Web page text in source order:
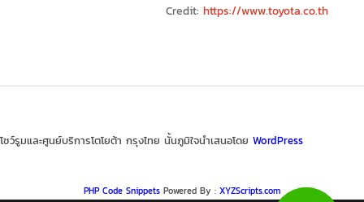
Credit:https://www.toyota.co.th
โชว์รูมและศูนย์บริการโตโยต้า กรุงไทย นั้นภูมิใจนำเสนอโดย WordPress
PHP Code Snippets Powered By : XYZScripts.com